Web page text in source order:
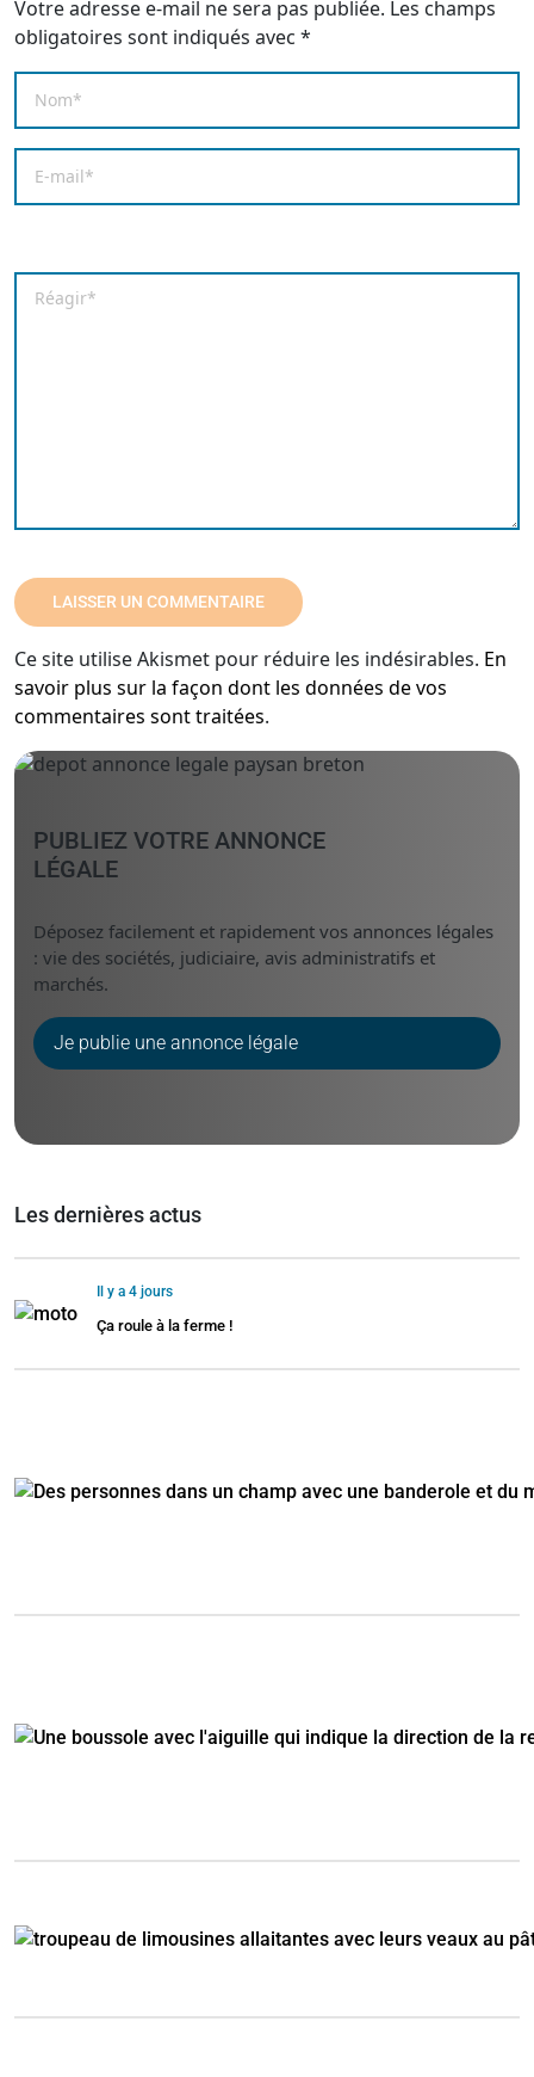
Votre adresse e-mail ne sera pas publiée. Les champs
obligatoires sont indiqués avec *
Commentaire
Ce site utilise Akismet pour réduire les indésirables. En
savoir plus sur la façon dont les données de vos
commentaires sont traitées.
PUBLIEZ VOTRE ANNONCE
LÉGALE
Déposez facilement et rapidement vos annonces légales
: vie des sociétés, judiciaire, avis administratifs et
marchés.
Je publie une annonce légale
Les dernières actus
Il y a 4 jours
Ça roule à la ferme !